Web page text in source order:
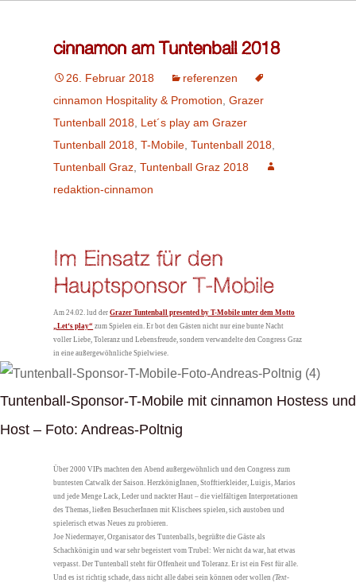
cinnamon am Tuntenball 2018
26. Februar 2018
referenzen
cinnamon Hospitality & Promotion,Grazer
Tuntenball 2018, Let´s play am Grazer
Tuntenball 2018,T-Mobile,Tuntenball 2018,
Tuntenball Graz,Tuntenball Graz 2018
redaktion-cinnamon
Im Einsatz für den
Hauptsponsor T-Mobile
Am 24.02. lud derGrazer Tuntenball presented by T-Mobile unter dem Motto
„Let‘s play“ zum Spielen ein. Er bot den Gästen nicht nur eine bunte Nacht
voller Liebe, Toleranz und Lebensfreude, sondern verwandelte den Congress Graz
in eine außergewöhnliche Spielwiese.
Tuntenball-Sponsor-T-Mobile mit cinnamon Hostess und
Host – Foto: Andreas-Poltnig
Über 2000 VIPs machten den Abend außergewöhnlich und den Congress zum
buntesten Catwalk der Saison. HerzkönigInnen, Stofftierkleider, Luigis, Marios
und jede Menge Lack, Leder und nackter Haut – die vielfältigen Interpretationen
des Themas, ließen BesucherInnen mit Klischees spielen, sich austoben und
spielerisch etwas Neues zu probieren.
Joe Niedermayer, Organisator des Tuntenballs, begrüßte die Gäste als
Schachkönigin und war sehr begeistert vom Trubel: Wer nicht da war, hat etwas
verpasst. Der Tuntenball steht für Offenheit und Toleranz. Er ist ein Fest für alle.
Und es ist richtig schade, dass nicht alle dabei sein können oder wollen(Text-